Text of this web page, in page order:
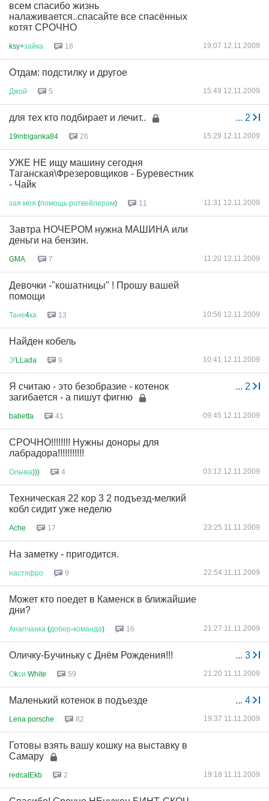
всем спасибо жизнь
налаживается..спасайте все спасённых
котят СРОЧНО
ksy+зайка 18 19:07 12.11.2009
Отдам: подстилку и другое
Джой 5 15:49 12.11.2009
... 2
для тех кто подбирает и лечит..
19intriganka84 26 15:29 12.11.2009
УЖЕ НЕ ищу машину сегодня
Таганская\Фрезеровщиков - Буревестник
- Чайк
зая моя (помощь ротвейлерам) 11 11:31 12.11.2009
Завтра НОЧЕРОМ нужна МАШИНА или
деньги на бензин.
GMA. 7 11:20 12.11.2009
Девочки -"кошатницы" ! Прошу вашей
помощи
Тане4ка 13 10:56 12.11.2009
Найден кобель
Э'LLada 9 10:41 12.11.2009
... 2
Я считаю - это безобразие - котенок
загибается - а пишут фигню
babetta 41 09:45 12.11.2009
СРОЧНО!!!!!!!! Нужны доноры для
лабрадора!!!!!!!!!!!
Ольчка))) 4 03:12 12.11.2009
Техническая 22 кор 3 2 подъезд-мелкий
кобл сидит уже неделю
Ache 17 23:25 11.11.2009
На заметку - пригодится.
настяфро 9 22:54 11.11.2009
Может кто поедет в Каменск в ближайшие
дни?
Анапчанка (добер-команда) 16 21:27 11.11.2009
... 3
Оличку-Бучиньку с Днём Рождения!!!
Оkси White 59 21:20 11.11.2009
... 4
Маленький котенок в подъезде
Lena porsche 82 19:37 11.11.2009
Готовы взять вашу кошку на выставку в
Самару
redcatEkb 2 19:18 11.11.2009